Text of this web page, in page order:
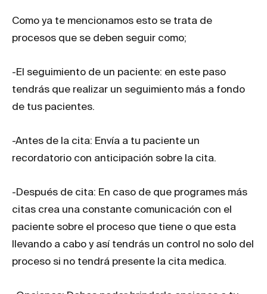
Como ya te mencionamos esto se trata de
procesos que se deben seguir como;
-El seguimiento de un paciente: en este paso
tendrás que realizar un seguimiento más a fondo
de tus pacientes.
-Antes de la cita: Envía a tu paciente un
recordatorio con anticipación sobre la cita.
-Después de cita: En caso de que programes más
citas crea una constante comunicación con el
paciente sobre el proceso que tiene o que esta
llevando a cabo y así tendrás un control no solo del
proceso si no tendrá presente la cita medica.